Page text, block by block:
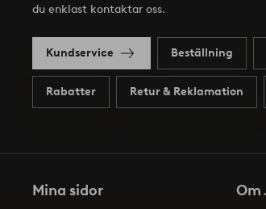
du enklast kontaktar oss.
Kundservice Beställning
Rabatter Retur & Reklamation
Mina sidor Om